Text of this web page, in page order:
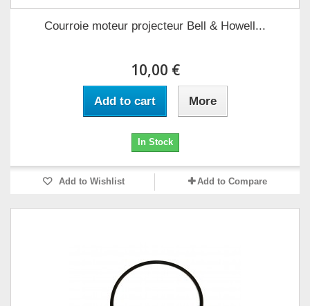
Courroie moteur projecteur Bell & Howell...
10,00 €
Add to cart More
In Stock
Add to Wishlist Add to Compare